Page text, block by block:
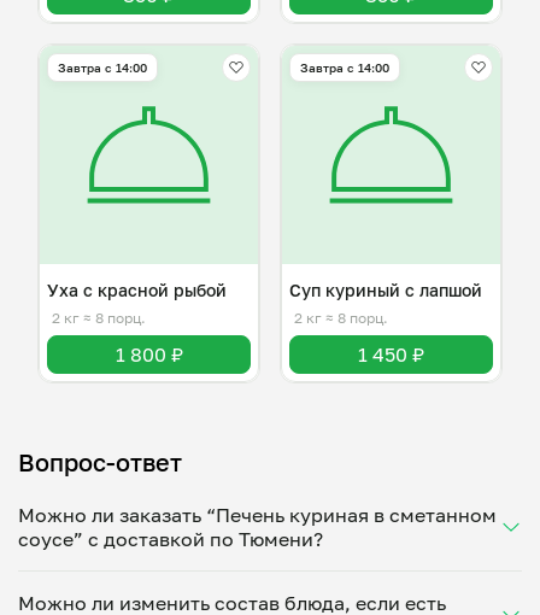
Завтра c 14:00
Уха с красной рыбой
2 кг ≈ 8 порц.
1 800 ₽
Завтра c 14:00
Суп куриный с лапшой
2 кг ≈ 8 порц.
1 450 ₽
Вопрос-ответ
Можно ли заказать “Печень куриная в сметанном
соусе” с доставкой по Тюмени?
Укажите удобное время — и получите свежее
Можно ли изменить состав блюда, если есть